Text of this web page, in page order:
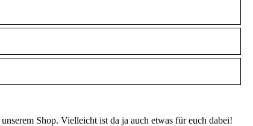
Shop. Vielleicht ist da ja auch etwas für euch dabei!